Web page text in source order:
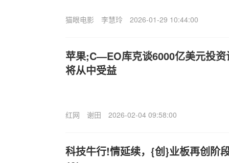
猫眼电影 李慧玲 2026-01-29 10:44:00
苹果;C—EO库克谈6000亿美元投
将从中受益
红网 谢田 2026-02-04 09:58:00
科技牛行!情延续，{创}业板再创阶